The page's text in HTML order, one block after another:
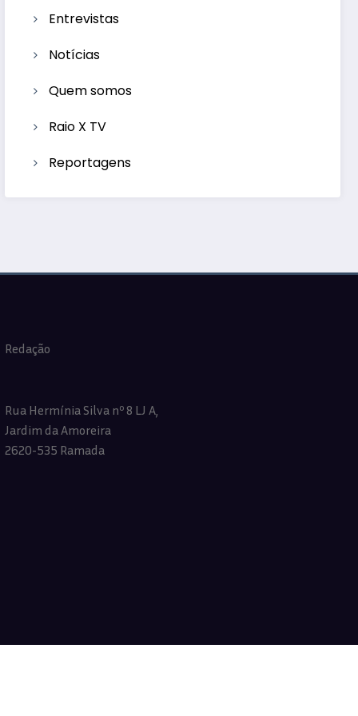
Entrevistas
Notícias
Quem somos
Raio X TV
Reportagens
Redação
Rua Hermínia Silva nº 8 LJ A,
Jardim da Amoreira
2620-535 Ramada